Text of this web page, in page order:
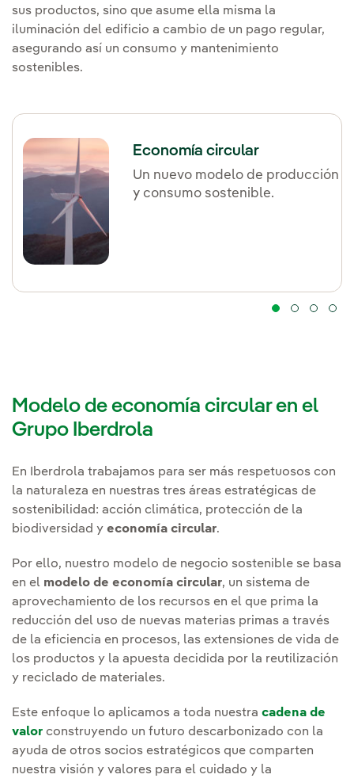
sus productos, sino que asume ella misma la
iluminación del edificio a cambio de un pago regular,
asegurando así un consumo y mantenimiento
sostenibles.
Economía circular
Un nuevo modelo de producción
y consumo sostenible.
Modelo de economía circular en el
Grupo Iberdrola
En Iberdrola trabajamos para ser más respetuosos con
la naturaleza en nuestras tres áreas estratégicas de
sostenibilidad: acción climática, protección de la
biodiversidad y economía circular.
Por ello, nuestro modelo de negocio sostenible se basa
en el modelo de economía circular, un sistema de
aprovechamiento de los recursos en el que prima la
reducción del uso de nuevas materias primas a través
de la eficiencia en procesos, las extensiones de vida de
los productos y la apuesta decidida por la reutilización
y reciclado de materiales.
Este enfoque lo aplicamos a toda nuestra cadena de
valor construyendo un futuro descarbonizado con la
ayuda de otros socios estratégicos que comparten
nuestra visión y valores para el cuidado y la